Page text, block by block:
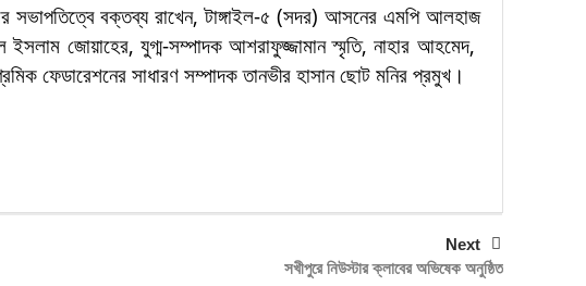
সভাপতিত্বে বক্তব্য রাখেন, টাঙ্গাইল-৫ (সদর) আসনের এমপি আলহাজ
জোয়াহের, যুগ্ম-সম্পাদক আশরাফুজ্জামান স্মৃতি, নাহার আহমেদ,
ফেডারেশনের সাধারণ সম্পাদক তানভীর হাসান ছোট মনির প্রমুখ।
Next
সখীপুরে নিউস্টার ক্লাবের অভিষেক অনুষ্ঠিত